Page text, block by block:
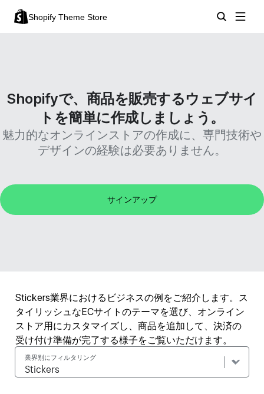
Shopify Theme Store
Shopifyで、商品を販売するウェブサイ
トを簡単に作成しましょう。
魅力的なオンラインストアの作成に、専門技術や
デザインの経験は必要ありません。
サインアップ
Stickers業界におけるビジネスの例をご紹介します。ス
タイリッシュなECサイトのテーマを選び、オンライン
ストア用にカスタマイズし、商品を追加して、決済の
受け付け準備が完了する様子をご覧いただけます。
業界别にフィルタリング